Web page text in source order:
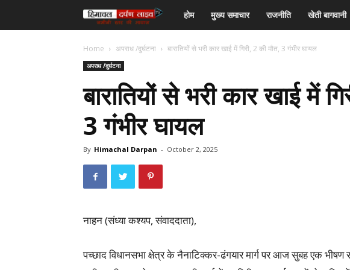
हिमाचल
दर्पण
टीवी
होम मुख्य समाचार राजनीति खेती बागवानी
Home अपराध /दुर्घटना बारातियों से भरी कार खाई में गिरी, 2 की मौत, 3 गंभीर घायल
अपराध /दुर्घटना
बारातियों से भरी कार खाई में
3 गंभीर घायल
By Himachal Darpan - October 2, 2025
नाहन (संध्या कश्यप, संवाददाता),
पच्छाद विधानसभा क्षेत्र के नैनाटिक्कर-ढंगयार मार्ग पर आज सुबह एक